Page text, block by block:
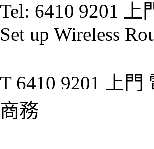
Tel: 6410 9201 上
Set up Wireless
T 6410 9201 上
商務